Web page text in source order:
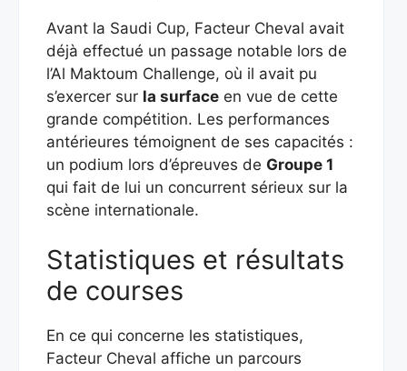
Avant la Saudi Cup, Facteur Cheval avait
déjà effectué un passage notable lors de
l’Al Maktoum Challenge, où il avait pu
s’exercer sur la surface en vue de cette
grande compétition. Les performances
antérieures témoignent de ses capacités :
un podium lors d’épreuves de Groupe 1
qui fait de lui un concurrent sérieux sur la
scène internationale.
Statistiques et résultats
de courses
En ce qui concerne les statistiques,
Facteur Cheval affiche un parcours